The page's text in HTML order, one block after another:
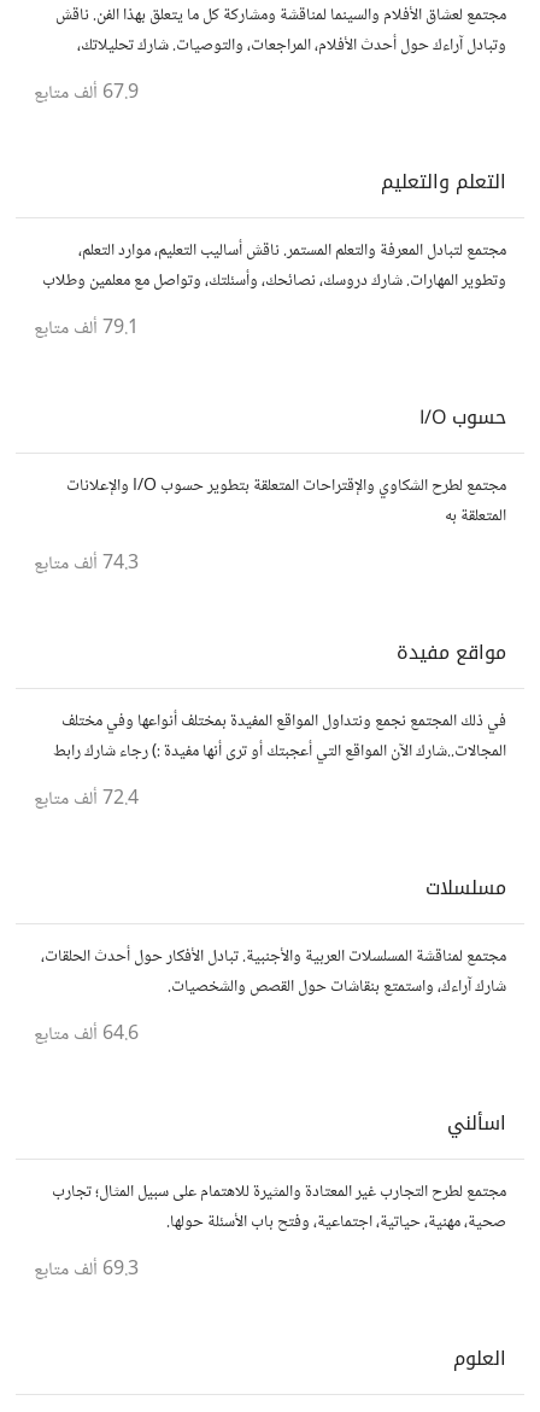
مجتمع لعشاق الأفلام والسينما لمناقشة ومشاركة كل ما يتعلق بهذا الفن. ناقش
وتبادل آراءك حول أحدث الأفلام، المراجعات، والتوصيات. شارك تحليلاتك،
قصصك، واستمتع بنقاشات حول الأفلام والمخرجين والسيناريوهات.
67.9 ألف متابع
التعلم والتعليم
مجتمع لتبادل المعرفة والتعلم المستمر. ناقش أساليب التعليم، موارد التعلم،
وتطوير المهارات. شارك دروسك، نصائحك، وأسئلتك، وتواصل مع معلمين وطلاب
79.1 ألف متابع
حسوب I/O
مجتمع لطرح الشكاوي والإقتراحات المتعلقة بتطوير حسوب I/O والإعلانات
المتعلقة به
74.3 ألف متابع
مواقع مفيدة
في ذلك المجتمع نجمع ونتداول المواقع المفيدة بمختلف أنواعها وفي مختلف
المجالات..شارك الآن المواقع التي أعجبتك أو ترى أنها مفيدة :) رجاء شارك رابط
72.4 ألف متابع
مسلسلات
مجتمع لمناقشة المسلسلات العربية والأجنبية. تبادل الأفكار حول أحدث الحلقات،
شارك آراءك، واستمتع بنقاشات حول القصص والشخصيات.
64.6 ألف متابع
اسألني
مجتمع لطرح التجارب غير المعتادة والمثيرة للاهتمام على سبيل المثال؛ تجارب
صحية، مهنية، حياتية، اجتماعية، وفتح باب الأسئلة حولها.
69.3 ألف متابع
العلوم